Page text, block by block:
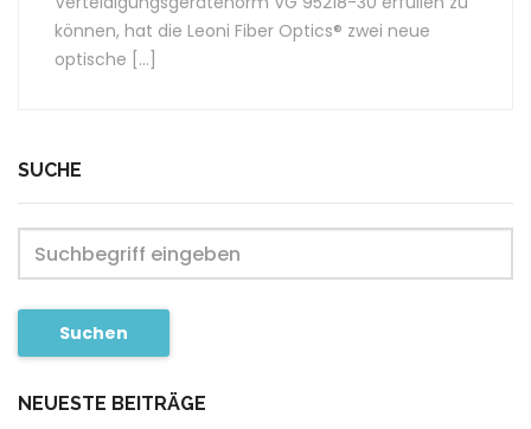
können, hat die Leoni Fiber Optics® zwei neue
optische […]
SUCHE
Suchen
NEUESTE BEITRÄGE